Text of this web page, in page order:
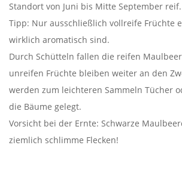
Standort von Juni bis Mitte September reif.
Tipp: Nur ausschließlich vollreife Früchte
wirklich aromatisch sind.
Durch Schütteln fallen die reifen
unreifen Früchte bleiben weiter an den
werden zum leichteren Sammeln Tücher
die Bäume gelegt.
Vorsicht bei der Ernte: Schwarze
ziemlich schlimme Flecken!